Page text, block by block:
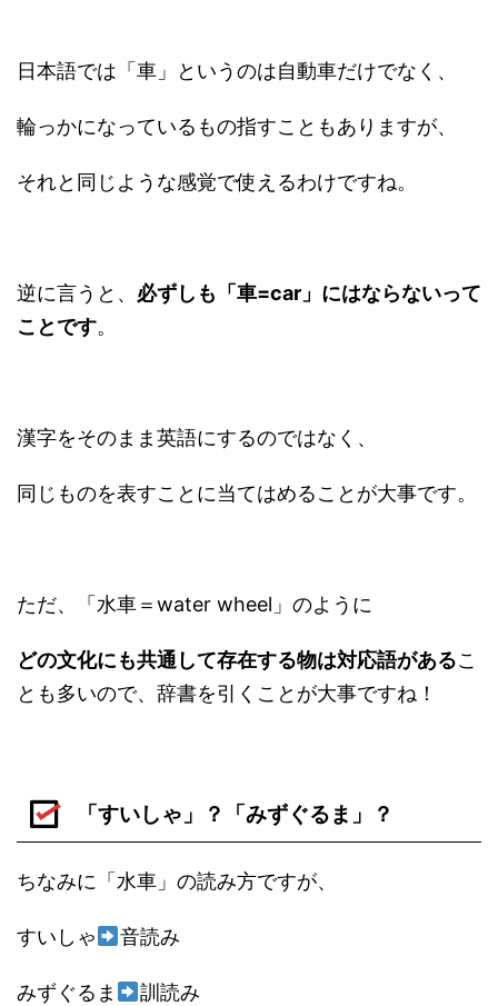
日本語では「車」というのは自動車だけでなく、
輪っかになっているもの指すこともありますが、
それと同じような感覚で使えるわけですね。
逆に言うと、 必ずしも「車=car」にはならないって
ことです。
漢字をそのまま英語にするのではなく、
同じものを表すことに当てはめることが大事です。
ただ、「水車＝water wheel」のように
どの文化にも共通して存在する物は対応語があるこ
とも多いので、辞書を引くことが大事ですね！
「すいしゃ」？「みずぐるま」？
ちなみに「水車」の読み方ですが、
すいしゃ 音読み
みずぐるま 訓読み